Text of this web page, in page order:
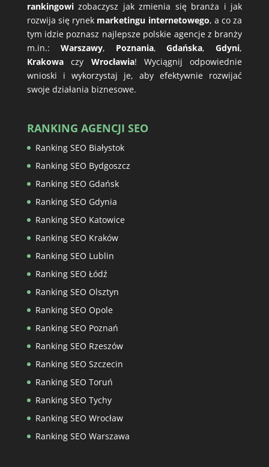
rankingowizobaczysz jak zmienia się branża i jak
rozwija się rynek marketingu internetowego, a co za
tym idzie poznasz najlepsze polskie agencje z branży
m.in.: Warszawy, Poznania,Gdańska,Gdyni,
Krakowaczy Wrocławia! Wyciągnij odpowiednie
wnioski i wykorzystaj je, aby efektywnie rozwijać
swoje działania biznesowe.
RANKING AGENCJI SEO
Ranking SEO Białystok
Ranking SEO Bydgoszcz
Ranking SEO Gdańsk
Ranking SEO Gdynia
Ranking SEO Katowice
Ranking SEO Kraków
Ranking SEO Lublin
Ranking SEO Łódź
Ranking SEO Olsztyn
Ranking SEO Opole
Ranking SEO Poznań
Ranking SEO Rzeszów
Ranking SEO Szczecin
Ranking SEO Toruń
Ranking SEO Tychy
Ranking SEO Wrocław
Ranking SEO Warszawa